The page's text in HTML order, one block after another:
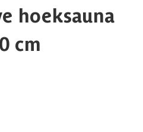
hoeksauna
cm